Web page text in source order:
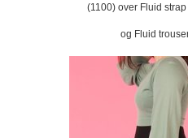
(1100) over Fluid
og Fluid